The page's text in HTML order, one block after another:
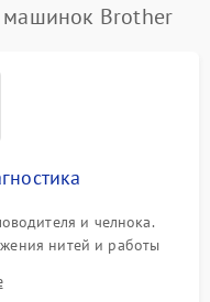
Brother
и челнока.
нитей и работы
пропусков стежков,
на тестовом